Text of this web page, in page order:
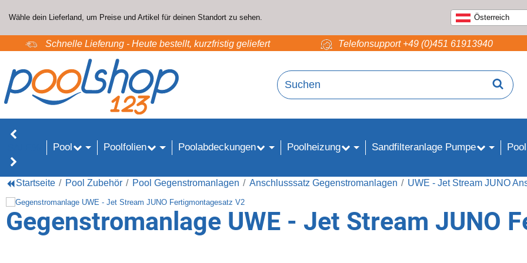
Wähle dein Lieferland, um Preise und Artikel für deinen Standort zu sehen. Österreich
Schnelle Lieferung - Heute bestellt, kurzfristig geliefert Telefonsupport +49 (0)451 61913940
Pool Poolfolien Poolabdeckungen Poolheizung Sandfilteranlage Pumpe
Startseite Pool Zubehör Pool Gegenstromanlagen Anschlusssatz Gegenstromanlagen UWE - Jet Stream JUNO
Gegenstromanlage UWE - Jet Stream JUNO